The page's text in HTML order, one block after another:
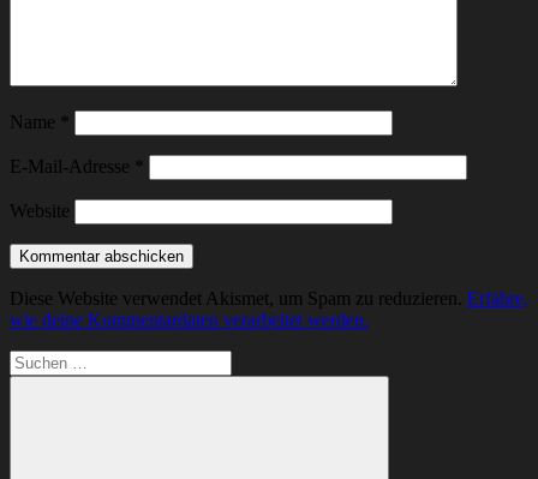
Name *
E-Mail-Adresse *
Website
Diese Website verwendet Akismet, um Spam zu reduzieren. Erfahre,
wie deine Kommentardaten verarbeitet werden.
Suchen
nach: